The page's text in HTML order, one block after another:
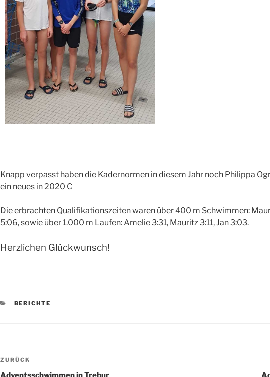
Knapp verpasst haben die Kadernormen in diesem Jahr noch Philippa
ein neues in 2020 C
Die erbrachten Qualifikationszeiten waren über 400 m Schwimmen:
5:06, sowie über 1.000 m Laufen: Amelie 3:31, Mauritz 3:11, Jan 3:03.
Herzlichen Glückwunsch!
KATEGORIEN
BERICHTE
Beitragsnavigation
Vorheriger
Beitrag
ZURÜCK